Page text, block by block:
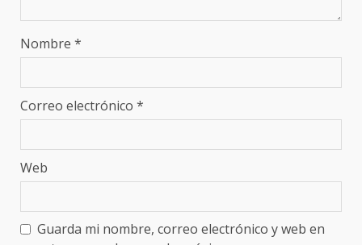
Nombre *
Correo electrónico *
Web
Guarda mi nombre, correo electrónico y web en